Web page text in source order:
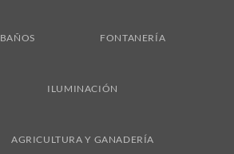
BAÑOS FONTANERÍA
ILUMINACIÓN
AGRICULTURA Y GANADERÍA